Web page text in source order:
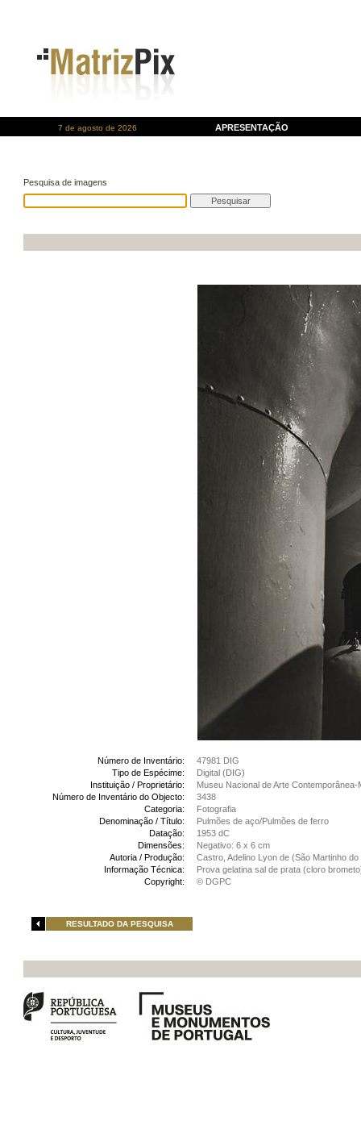
7 de agosto de 2026 APRESENTAÇÃO
Pesquisa de imagens
Número de Inventário:
47981 DIG
Tipo de Espécime:
Digital (DIG)
Instituição / Proprietário:
Museu Nacional de Arte Contemporânea-
Número de Inventário do Objecto:
3438
Categoria:
Fotografia
Denominação / Título:
Pulmões de aço/Pulmões de ferro
Datação:
1953 dC
Dimensões:
Negativo: 6 x 6 cm
Autoria / Produção:
Castro, Adelino Lyon de (São Martinho
Informação Técnica:
Prova gelatina sal de prata (cloro
Copyright:
© DGPC
RESULTADO DA PESQUISA